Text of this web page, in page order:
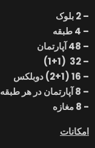
– 2 بلوک
– 4 طبقه
– 48 آپارتمان
– 32 (1+1)
– 16 (2+1) دوبلکس
– 8 آپارتمان در هر طبقه
- 8 مغازه
امکانات